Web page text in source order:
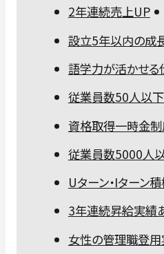
2年連続売上UP
設立5年以内の成
語学力が活かせる
従業員数50人以
資格取得一時金制
従業員数5000人
Uターン・Iターン
3年連続昇給実績
女性の管理職登用